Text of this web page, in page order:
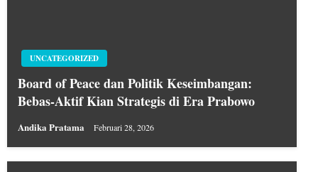
UNCATEGORIZED
Board of Peace dan Politik Keseimbangan:
Bebas-Aktif Kian Strategis di Era Prabowo
Andika Pratama Februari 28, 2026